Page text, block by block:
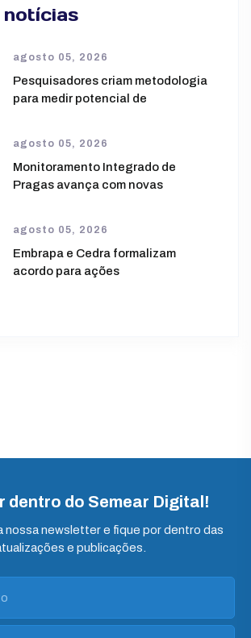
agosto 05, 2026
Pesquisadores criam metodologia
para medir potencial de
agosto 05, 2026
Monitoramento Integrado de
Pragas avança com novas
agosto 05, 2026
Embrapa e Cedra formalizam
acordo para ações
dentro do Semear Digital!
nossa newsletter e fique por dentro das
e publicações.